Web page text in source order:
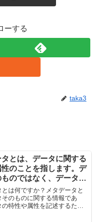
ーする
taka3
タとは、データに関する
のことを指します。デ
のではなく、データを
めの情報であり、デー
特性を知るための手が
。 メタデータは
とは何ですか？メタデータと
そのものに関する情報であ
特性や属性を記述するため